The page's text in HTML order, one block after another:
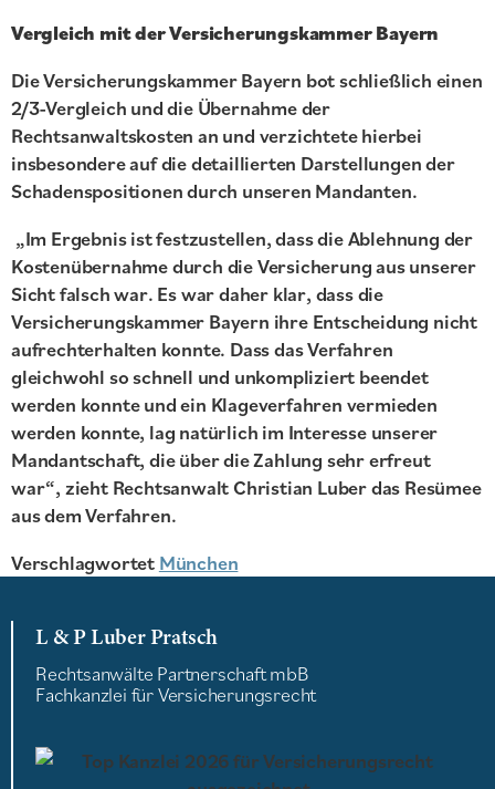
Vergleich mit der Versicherungskammer Bayern
Die Versicherungskammer Bayern bot schließlich einen
2/3-Vergleich und die Übernahme der
Rechtsanwaltskosten an und verzichtete hierbei
insbesondere auf die detaillierten Darstellungen der
Schadenspositionen durch unseren Mandanten.
„Im Ergebnis ist festzustellen, dass die Ablehnung der
Kostenübernahme durch die Versicherung aus unserer
Sicht falsch war. Es war daher klar, dass die
Versicherungskammer Bayern ihre Entscheidung nicht
aufrechterhalten konnte. Dass das Verfahren
gleichwohl so schnell und unkompliziert beendet
werden konnte und ein Klageverfahren vermieden
werden konnte, lag natürlich im Interesse unserer
Mandantschaft, die über die Zahlung sehr erfreut
war“, zieht Rechtsanwalt Christian Luber das Resümee
aus dem Verfahren.
Verschlagwortet München
L & P Luber Pratsch
Rechtsanwälte Partnerschaft mbB
Fachkanzlei für Versicherungsrecht